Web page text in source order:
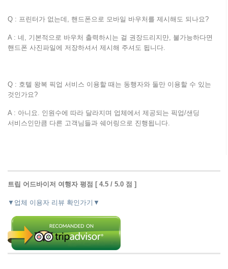
Q : 프린터가 없는데, 핸드폰으로 모바일 바우처를 제시해도 되나요?
A : 네, 기본적으로 바우처 출력하시는 걸 권장드리지만, 불가능하다면
핸드폰 사진파일에 저장하셔서 제시해 주셔도 됩니다.
Q : 호텔 왕복 픽업 서비스 이용할 때는 동행자와 둘만 이용할 수 있는
것인가요?
A : 아니요. 인원수에 따라 달라지며 업체에서 제공되는 픽업/샌딩
서비스인만큼 다른 고객님들과 쉐어링으로 진행됩니다.
트립 어드바이저 여행자 평점 [ 4.5 / 5.0 점 ]
▼업체 이용자 리뷰 확인가기▼